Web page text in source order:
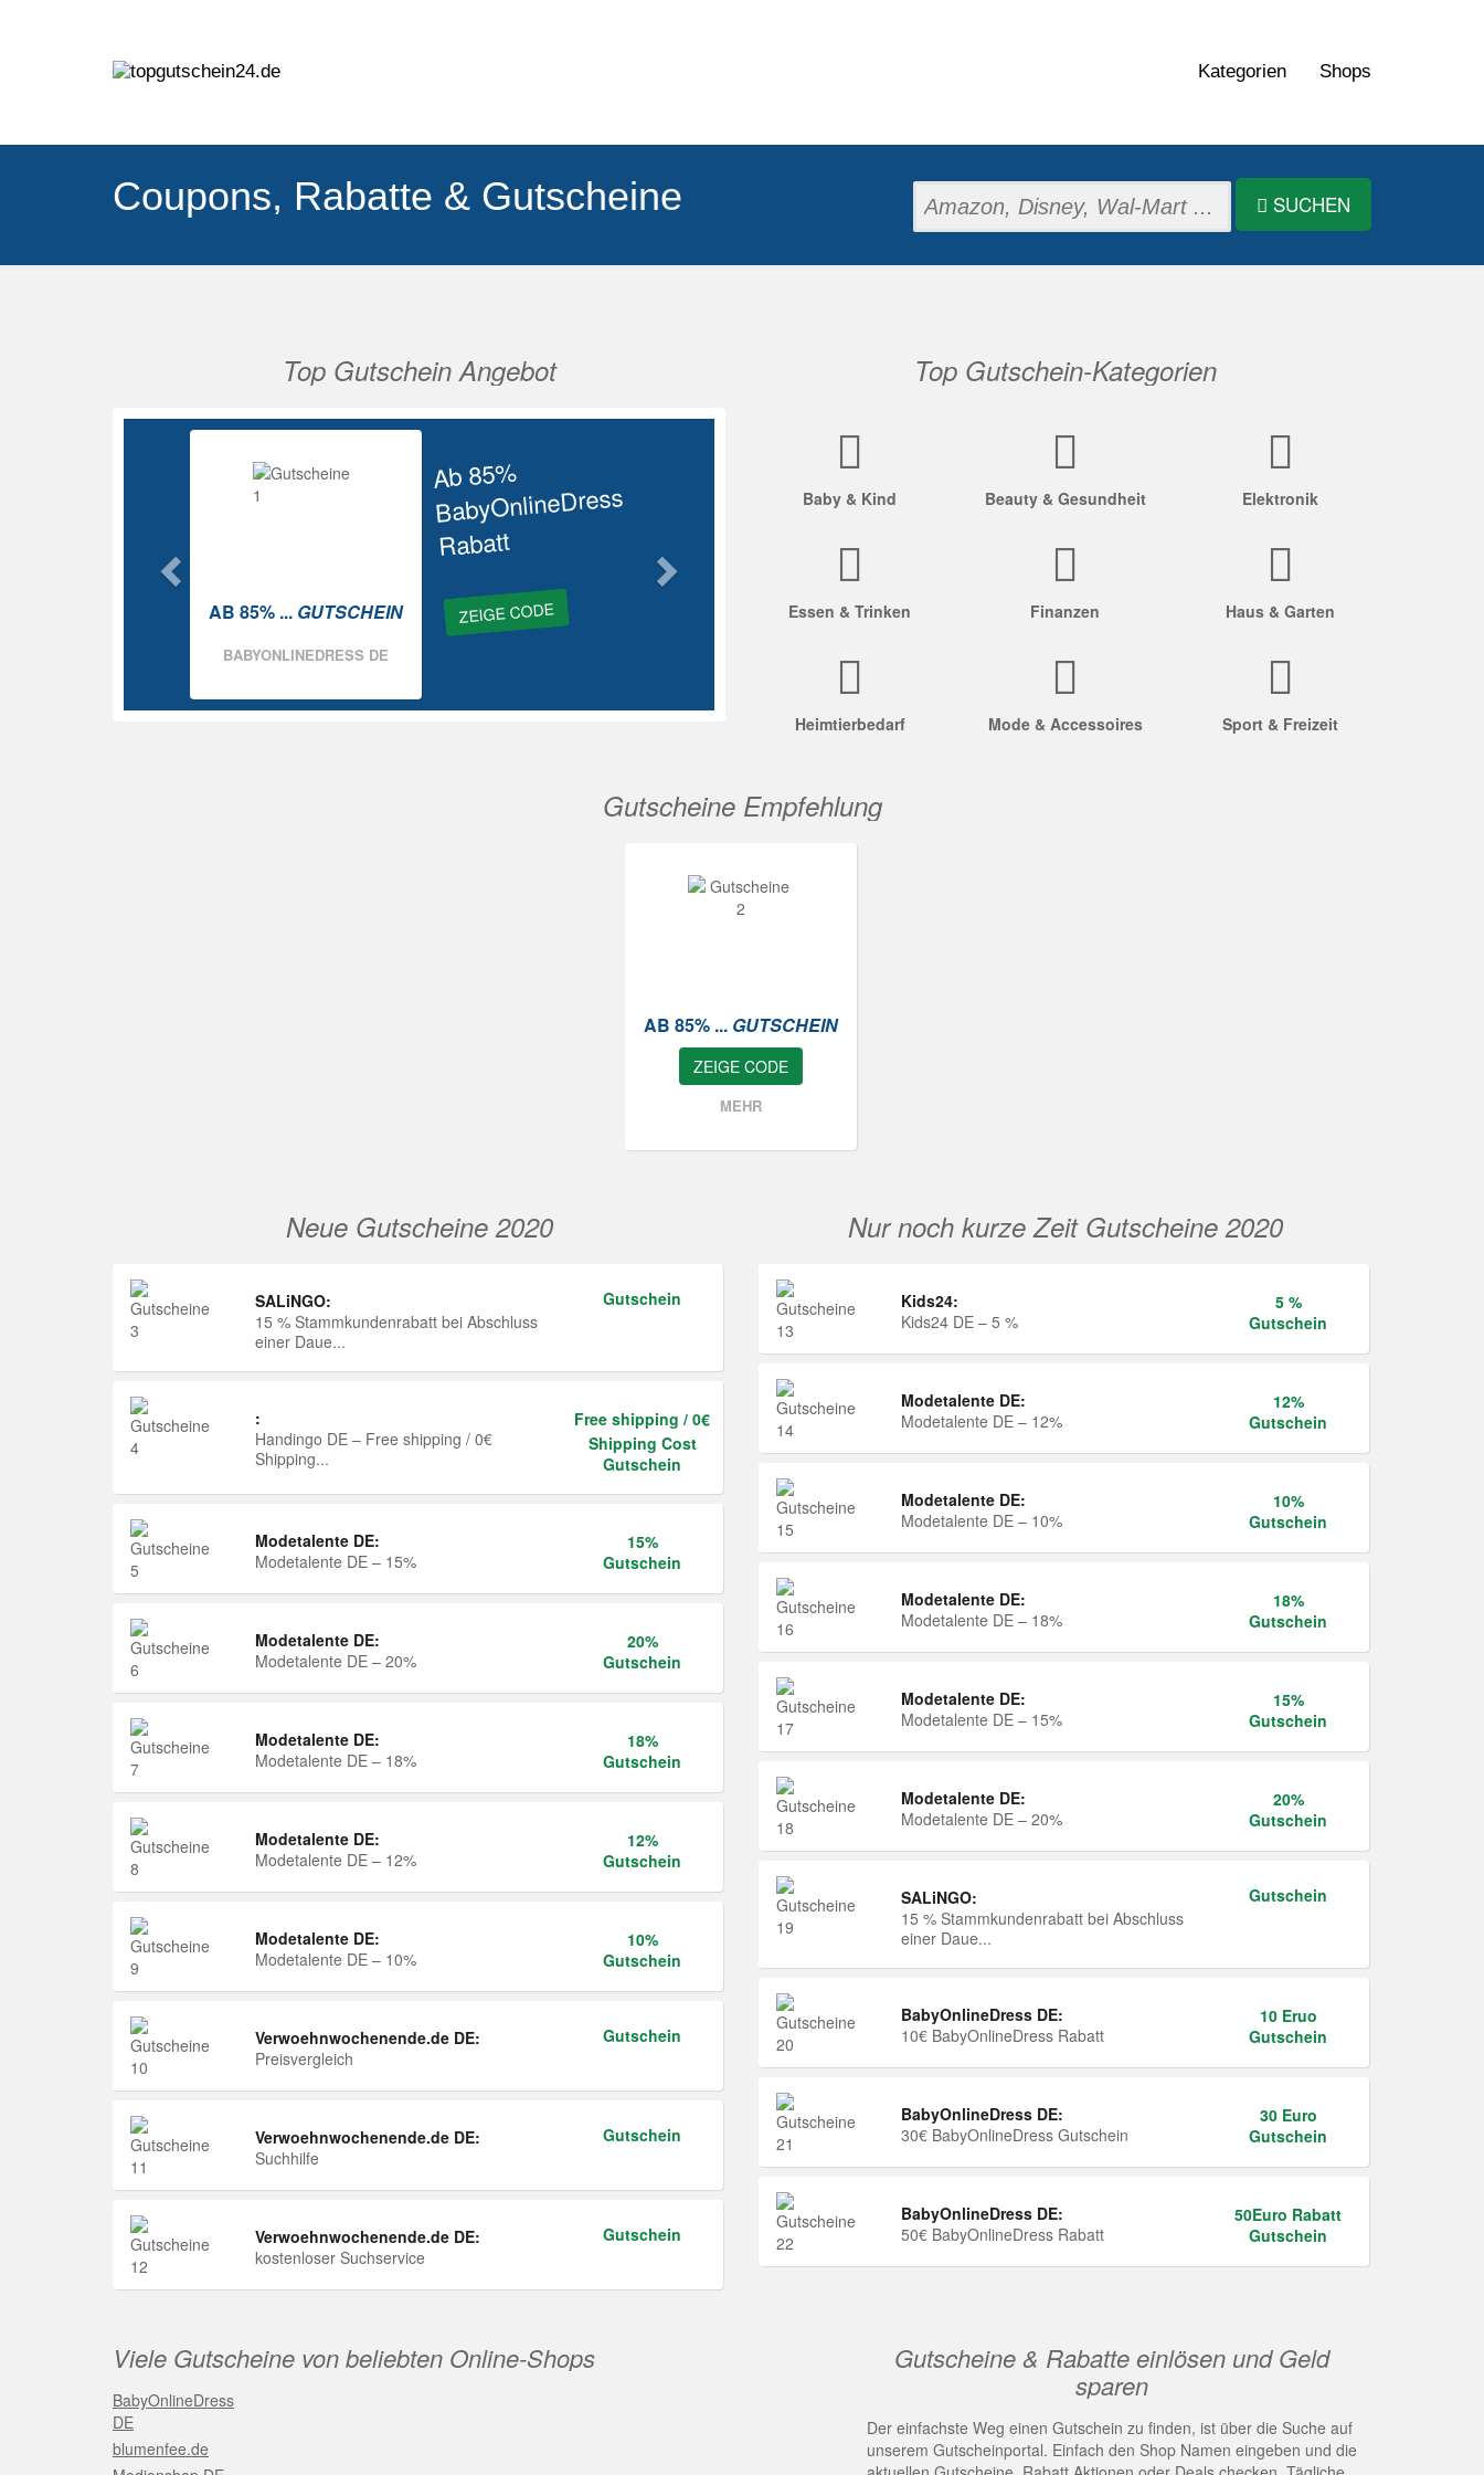
Kategorien Shops
Coupons, Rabatte & Gutscheine SUCHEN
Top Gutschein Angebot
Ab 85%
BabyOnlineDress
Rabatt
ZEIGE CODE
AB 85% ... GUTSCHEIN
BABYONLINEDRESS DE
Vorherige
Top Gutschein-Kategorien
Baby & Kind Beauty & Gesundheit Elektronik
Essen & Trinken Finanzen Haus & Garten
Heimtierbedarf Mode & Accessoires Sport & Freizeit
Gutscheine Empfehlung
AB 85% ... GUTSCHEIN
ZEIGE CODE
MEHR
Neue Gutscheine 2020
SALiNGO:
15 % Stammkundenrabatt bei Abschluss
einer Daue...
Gutschein
:
Handingo DE – Free shipping / 0€
Shipping...
Free shipping / 0€
Shipping Cost
Gutschein
Modetalente DE:
Modetalente DE – 15%
15%
Gutschein
Modetalente DE:
Modetalente DE – 20%
20%
Gutschein
Modetalente DE:
Modetalente DE – 18%
18%
Gutschein
Modetalente DE:
Modetalente DE – 12%
12%
Gutschein
Modetalente DE:
Modetalente DE – 10%
10%
Gutschein
Verwoehnwochenende.de DE:
Preisvergleich
Gutschein
Verwoehnwochenende.de DE:
Suchhilfe
Gutschein
Verwoehnwochenende.de DE:
kostenloser Suchservice
Gutschein
Nur noch kurze Zeit Gutscheine 2020
Kids24:
Kids24 DE – 5 %
5 %
Gutschein
Modetalente DE:
Modetalente DE – 12%
12%
Gutschein
Modetalente DE:
Modetalente DE – 10%
10%
Gutschein
Modetalente DE:
Modetalente DE – 18%
18%
Gutschein
Modetalente DE:
Modetalente DE – 15%
15%
Gutschein
Modetalente DE:
Modetalente DE – 20%
20%
Gutschein
SALiNGO:
15 % Stammkundenrabatt bei Abschluss
einer Daue...
Gutschein
BabyOnlineDress DE:
10€ BabyOnlineDress Rabatt
10 Eruo
Gutschein
BabyOnlineDress DE:
30€ BabyOnlineDress Gutschein
30 Euro
Gutschein
BabyOnlineDress DE:
50€ BabyOnlineDress Rabatt
50Euro Rabatt
Gutschein
Viele Gutscheine von beliebten Online-Shops
BabyOnlineDress
DE
blumenfee.de
Gutscheine & Rabatte einlösen und Geld
sparen
Der einfachste Weg einen Gutschein zu finden, ist über die Suche auf
unserem Gutscheinportal. Einfach den Shop Namen eingeben und die